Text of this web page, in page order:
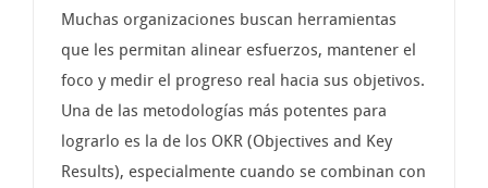
Muchas organizaciones buscan herramientas
que les permitan alinear esfuerzos, mantener el
foco y medir el progreso real hacia sus objetivos.
Una de las metodologías más potentes para
lograrlo es la de los OKR (Objectives and Key
Results), especialmente cuando se combinan con